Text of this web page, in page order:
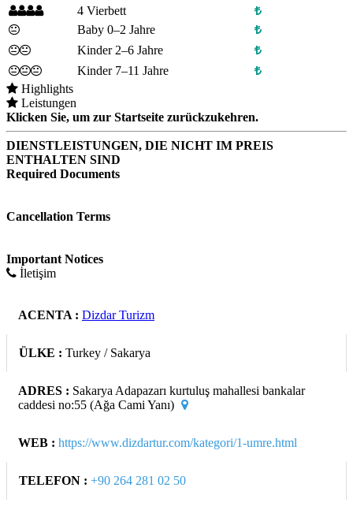
4 Vierbett
Baby 0–2 Jahre
Kinder 2–6 Jahre
Kinder 7–11 Jahre
Highlights
Leistungen
Klicken Sie, um zur Startseite zurückzukehren.
DIENSTLEISTUNGEN, DIE NICHT IM PREIS
ENTHALTEN SIND
Required Documents
Cancellation Terms
Important Notices
İletişim
ACENTA : Dizdar Turizm
ÜLKE : Turkey / Sakarya
ADRES : Sakarya Adapazarı kurtuluş mahallesi bankalar
caddesi no:55 (Ağa Cami Yanı)
WEB : https://www.dizdartur.com/kategori/1-umre.html
TELEFON : +90 264 281 02 50